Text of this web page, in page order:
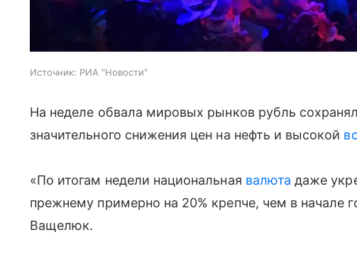
Источник: РИА "Новости"
На неделе обвала мировых рынков рубль
значительного снижения цен на нефть и высокой
«По итогам недели национальная валюта даже
прежнему примерно на 20% крепче, чем в начале
Ващелюк.